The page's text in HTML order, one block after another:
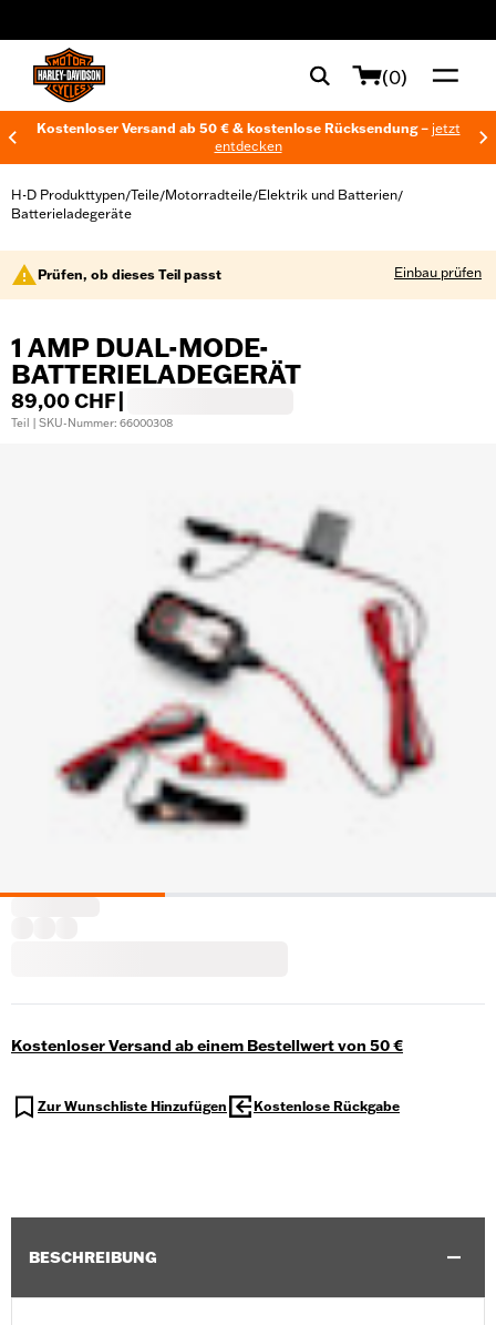
(0)
Kostenloser Versand ab 50 € & kostenlose Rücksendung – jetzt
entdecken
H-D Produkttypen/Teile/Motorradteile/Elektrik und Batterien/
Batterieladegeräte
Prüfen, ob dieses Teil passt Einbau prüfen
1 AMP DUAL-MODE-
BATTERIELADEGERÄT
89,00 CHF
Teil | SKU-Nummer: 66000308
Kostenloser Versand ab einem Bestellwert von 50 €
Zur Wunschliste Hinzufügen Kostenlose Rückgabe
BESCHREIBUNG